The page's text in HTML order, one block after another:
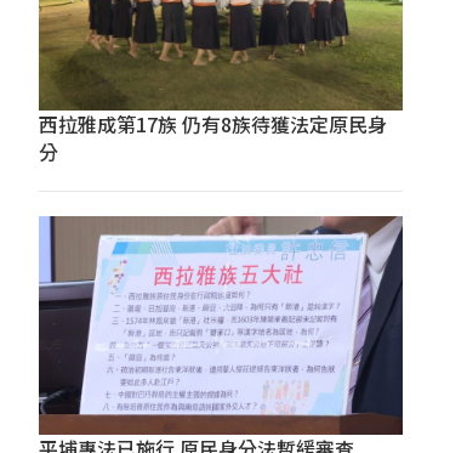
西拉雅成第17族 仍有8族待獲法定原民身
分